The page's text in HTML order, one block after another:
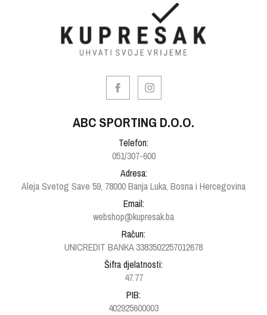
ABC SPORTING D.O.O.
Telefon:
051/307-600
Adresa:
Aleja Svetog Save 59, 78000 Banja Luka, Bosna i Hercegovina
Email:
webshop@kupresak.ba
Račun:
UNICREDIT BANKA 3383502257012678
Šifra djelatnosti:
47.77
PIB:
402925600003